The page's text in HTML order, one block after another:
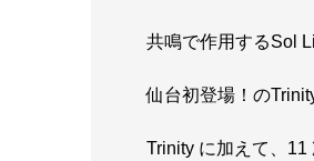
共鳴で作用するSol
仙台初登場！の
Trinity に加えて、